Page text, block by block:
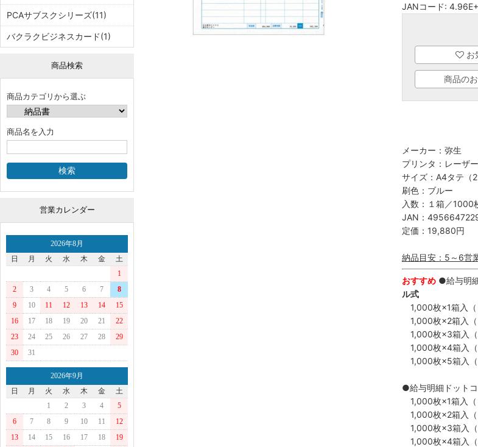
PCAサブスクシリーズ(11)
バクラクビジネスカード(1)
商品検索
商品カテゴリから選ぶ
商品名を入力
営業カレンダー
2026年8月
日
月 火 水 木 金
土
1
2
3 4 5 6 7
8
9
10 11 12 13 14
15
16
17 18 19 20 21
22
23
24 25 26 27 28
29
30
31
2026年9月
日
月 火 水 木 金
土
1
2 3 4
5
6
7 8 9 10 11
12
13
14 15 16 17 18
19
JANコード:
お
商品の
メーカー：弥生
プリンタ：レーザ
サイズ：A4タテ（
刷色：ブルー
入数：１箱／1000
JAN：
定価：19,880円
納品目安：5～6営
おすすめ●給与明細
ル式
1,000枚×1箱入
1,000枚×2箱入
1,000枚×3箱入
1,000枚×4箱入
1,000枚×5箱入
●給与明細ドット
1,000枚×1箱入
1,000枚×2箱入
1,000枚×3箱入
1,000枚×4箱入